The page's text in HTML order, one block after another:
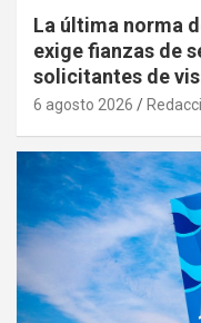
La última norma
exige fianzas de
solicitantes de
6 agosto 2026